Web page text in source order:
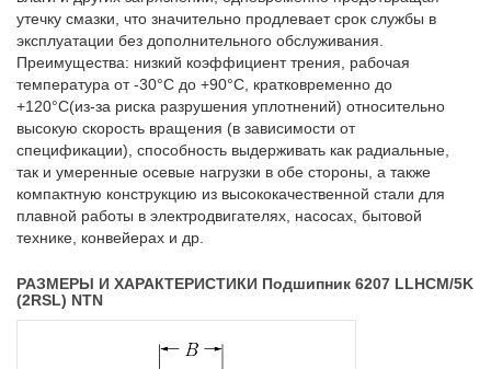
утечку смазки, что значительно продлевает срок службы в
эксплуатации без дополнительного обслуживания.
Преимущества: низкий коэффициент трения, рабочая
температура от -30°C до +90°C, кратковременно до
+120°C(из-за риска разрушения уплотнений) относительно
высокую скорость вращения (в зависимости от
спецификации), способность выдерживать как радиальные,
так и умеренные осевые нагрузки в обе стороны, а также
компактную конструкцию из высококачественной стали для
плавной работы в электродвигателях, насосах, бытовой
технике, конвейерах и др.
РАЗМЕРЫ И ХАРАКТЕРИСТИКИ Подшипник 6207 LLHCM/5K
(2RSL) NTN